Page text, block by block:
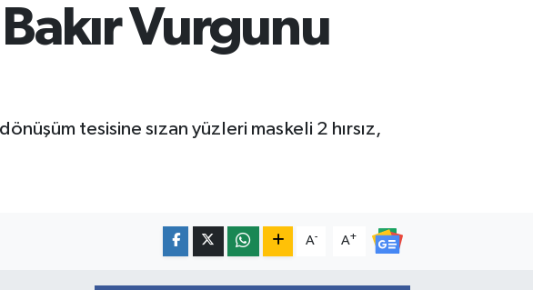
Vurgunu
tesisine sızan yüzleri maskeli 2 hırsız,
A- A+